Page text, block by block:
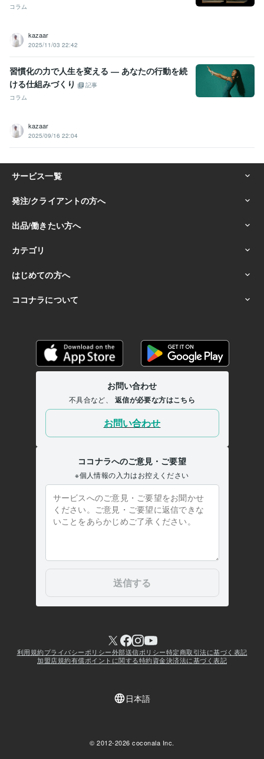
コラム
kazaar
2025/11/03 22:42
習慣化の力で人生を変える ― あなたの行動を続
ける仕組みづくり
記事
コラム
kazaar
2025/09/16 22:04